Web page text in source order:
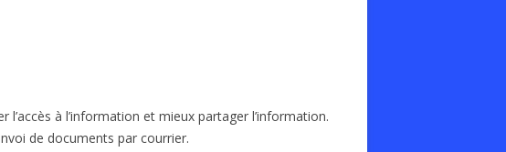
à l’information et mieux partager l’information.
de documents par courrier.